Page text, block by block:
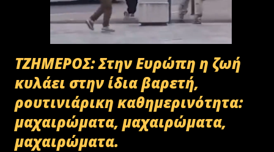
ΤΖΗΜΕΡΟΣ: Στην Ευρώπη η ζωή
κυλάει στην ίδια βαρετή,
ρουτινιάρικη καθημερινότητα:
μαχαιρώματα, μαχαιρώματα,
μαχαιρώματα.